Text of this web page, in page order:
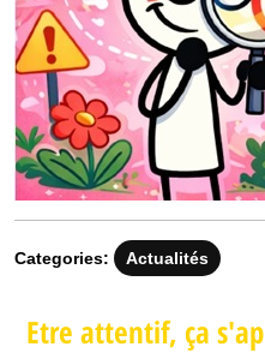
Categories: Actualités
Etre attentif, ça